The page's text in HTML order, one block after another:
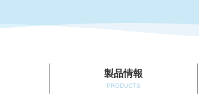
製品情報
PRODUCTS